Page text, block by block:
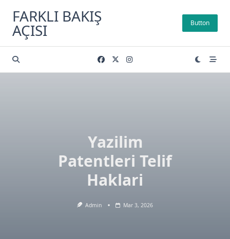
content
FARKLI BAKIŞ
AÇISI Button
Yazilim
Patentleri Telif
Haklari
Admin Mar 3, 2026